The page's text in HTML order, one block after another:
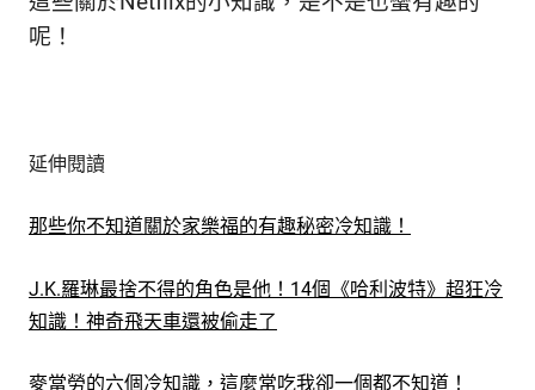
呢！
延伸閱讀
那些你不知道關於家樂福的有趣秘密冷知識！
J.K.羅琳最捨不得的角色是他！14個《哈利波特》超狂冷
知識！神奇飛天車還被偷走了
麥當勞的六個冷知識，這麼常吃我卻一個都不知道！